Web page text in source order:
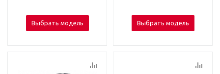
Выбрать модель Выбрать модель